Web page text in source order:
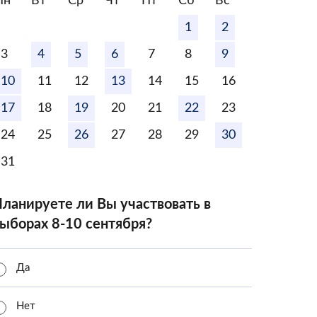
1 2
3 4 5 6 7 8 9
10 11 12 13 14 15 16
17 18 19 20 21 22 23
24 25 26 27 28 29 30
31
ли Вы участвовать в
8-10 сентября?
Да
Нет